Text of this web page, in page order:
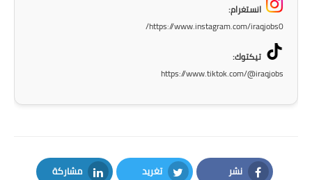
انستغرام:
https://www.instagram.com/iraqjobs0/
تيكتوك:
https://www.tiktok.com/@iraqjobs
نشر تغريد مشاركة